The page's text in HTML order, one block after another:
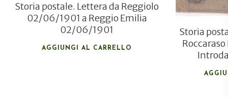
Storia postale. Lettera da Reggiolo
02/06/1901 a Reggio Emilia
02/06/1901
AGGIUNGI AL CARRELLO
Storia